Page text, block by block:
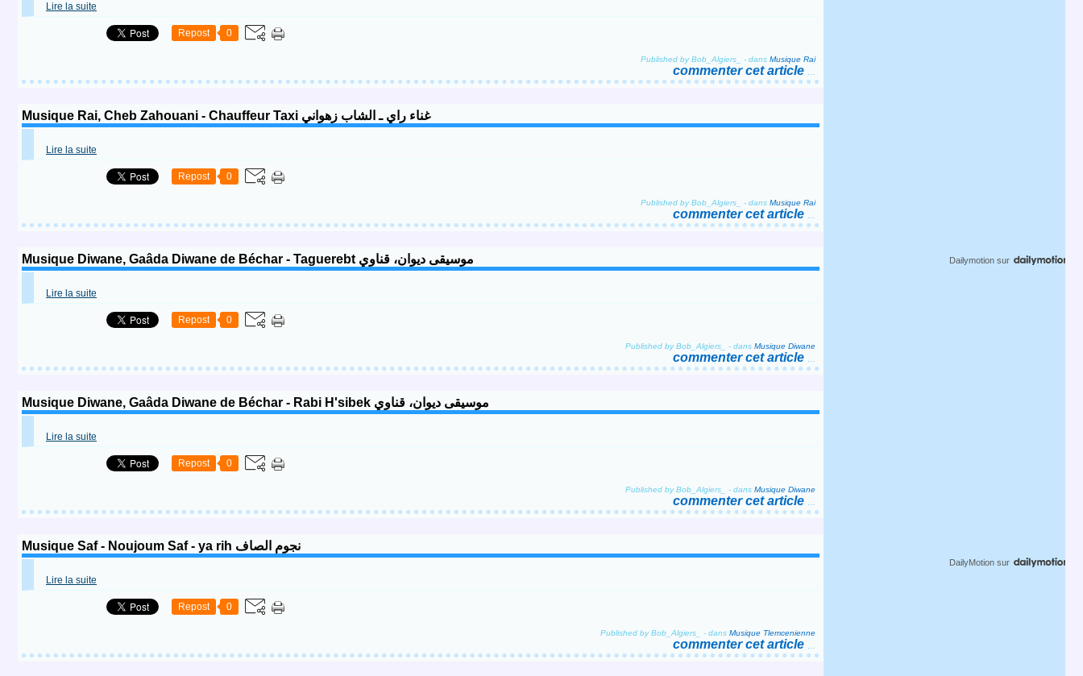
Lire la suite
Repost 0
Published by Bob_Algiers_ - dans Musique Rai
commenter cet article
Musique Rai, Cheb Zahouani - Chauffeur Taxi غناء راي ـ الشاب زهواني
Lire la suite
Repost 0
Published by Bob_Algiers_ - dans Musique Rai
commenter cet article
Musique Diwane, Gaâda Diwane de Béchar - Taguerebt موسيقى ديوان، قناوي
Lire la suite
Repost 0
Published by Bob_Algiers_ - dans Musique Diwane
commenter cet article
Musique Diwane, Gaâda Diwane de Béchar - Rabi H'sibek موسيقى ديوان، قناوي
Lire la suite
Repost 0
Published by Bob_Algiers_ - dans Musique Diwane
commenter cet article
Musique Saf - Noujoum Saf - ya rih نجوم الصاف
Lire la suite
Repost 0
Published by Bob_Algiers_ - dans Musique Tlemcenienne
commenter cet article
Dailymotion sur
DailyMotion sur